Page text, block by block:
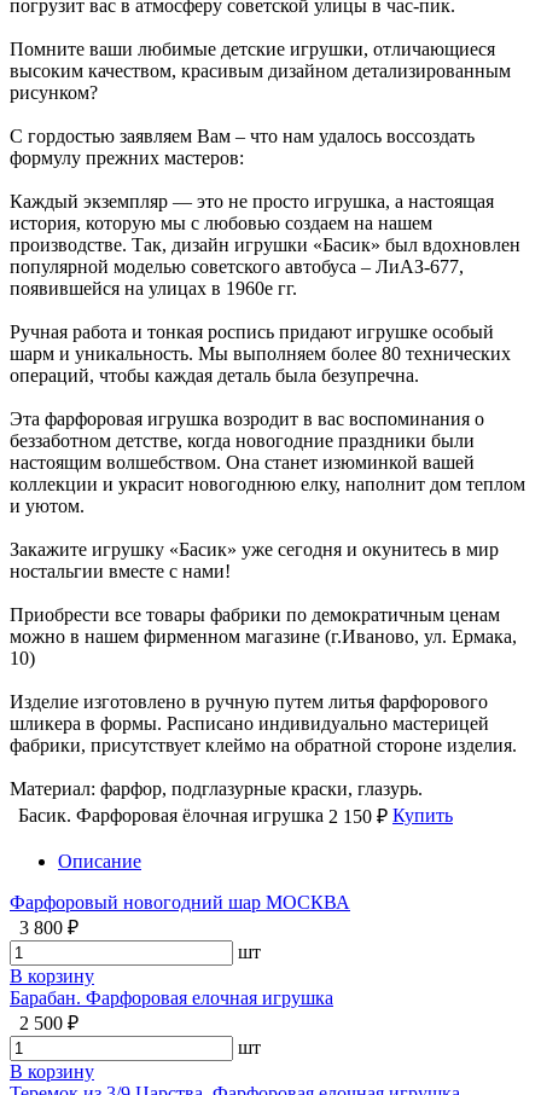
погрузит вас в атмосферу советской улицы в час-пик.
Помните ваши любимые детские игрушки, отличающиеся
высоким качеством, красивым дизайном детализированным
рисунком?
С гордостью заявляем Вам – что нам удалось воссоздать
формулу прежних мастеров:
Каждый экземпляр — это не просто игрушка, а настоящая
история, которую мы с любовью создаем на нашем
производстве. Так, дизайн игрушки «Басик» был вдохновлен
популярной моделью советского автобуса – ЛиАЗ-677,
появившейся на улицах в 1960е гг.
Ручная работа и тонкая роспись придают игрушке особый
шарм и уникальность. Мы выполняем более 80 технических
операций, чтобы каждая деталь была безупречна.
Эта фарфоровая игрушка возродит в вас воспоминания о
беззаботном детстве, когда новогодние праздники были
настоящим волшебством. Она станет изюминкой вашей
коллекции и украсит новогоднюю елку, наполнит дом теплом
и уютом.
Закажите игрушку «Басик» уже сегодня и окунитесь в мир
ностальгии вместе с нами!
Приобрести все товары фабрики по демократичным ценам
можно в нашем фирменном магазине (г.Иваново, ул. Ермака,
10)
Изделие изготовлено в ручную путем литья фарфорового
шликера в формы. Расписано индивидуально мастерицей
фабрики, присутствует клеймо на обратной стороне изделия.
Материал: фарфор, подглазурные краски, глазурь.
Басик. Фарфоровая ёлочная игрушка 2 150 ₽ Купить
Описание
Фарфоровый новогодний шар МОСКВА
3 800 ₽
шт
В корзину
Барабан. Фарфоровая елочная игрушка
2 500 ₽
шт
В корзину